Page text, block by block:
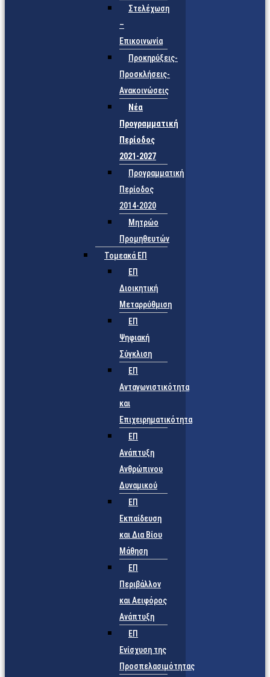
Στελέχωση
–
Επικοινωνία
Προκηρύξεις-
Προσκλήσεις-
Ανακοινώσεις
Νέα
Προγραμματική
Περίοδος
2021-2027
Προγραμματική
Περίοδος
2014-2020
Μητρώο
Προμηθευτών
Τομεακά ΕΠ
ΕΠ
Διοικητική
Μεταρρύθμιση
ΕΠ
Ψηφιακή
Σύγκλιση
ΕΠ
Ανταγωνιστικότητα
και
Επιχειρηματικότητα
ΕΠ
Ανάπτυξη
Ανθρώπινου
Δυναμικού
ΕΠ
Εκπαίδευση
και Δια Βίου
Μάθηση
ΕΠ
Περιβάλλον
και Αειφόρος
Ανάπτυξη
ΕΠ
Ενίσχυση της
Προσπελασιμότητας